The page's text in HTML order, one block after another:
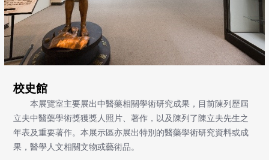
校史館
本展覽室主要展出中醫藥相關學術研究成果，目前陳列歷屆
立夫中醫藥學術獎獲獎人照片、著作，以及陳列了陳立夫先生之
年表及重要著作。本展示區亦展出特別的醫藥學術研究資料或成
果，醫學人文相關文物或藝術品。